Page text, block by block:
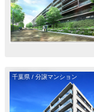
千葉県 / 分譲マンション